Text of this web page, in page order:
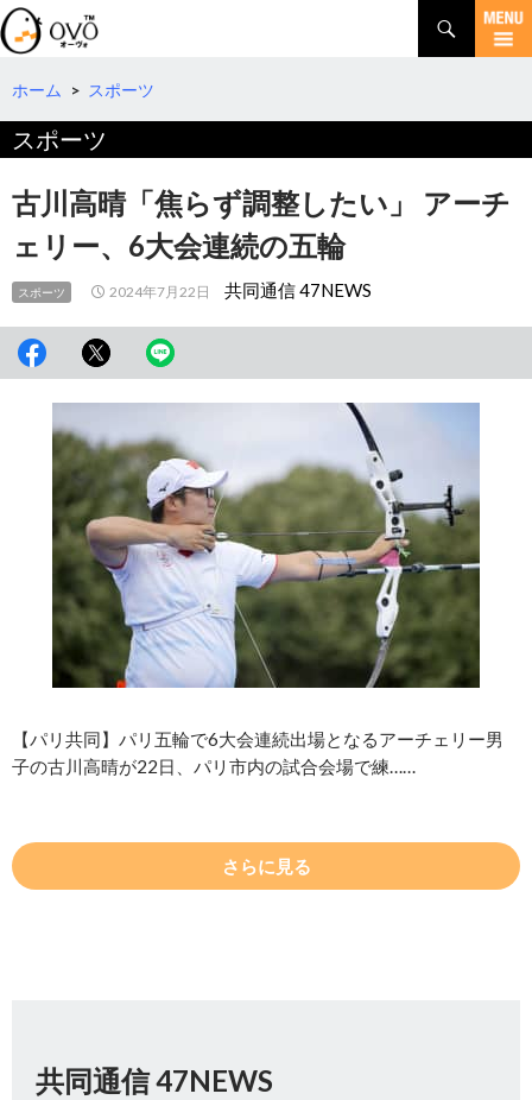
検
索
コ
テ
へ
ホーム > スポーツ
スポーツ
古川高晴「焦らず調整したい」 アーチ
ェリー、6大会連続の五輪
スポーツ 2024年7月22日 共同通信 47NEWS
【パリ共同】パリ五輪で6大会連続出場となるアーチェリー男
子の古川高晴が22日、パリ市内の試合会場で練……
さらに見る
共同通信 47NEWS